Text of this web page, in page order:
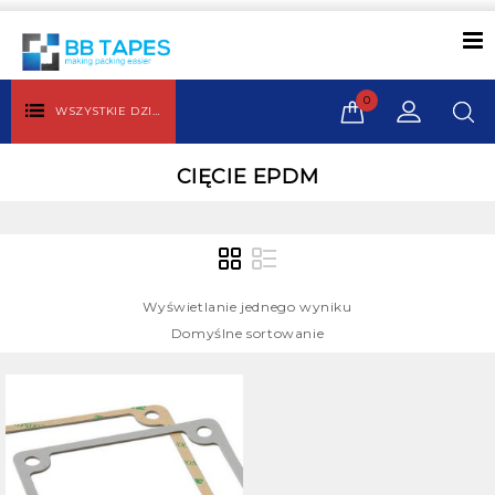
WSZYSTKIE DZIAŁY
0
CIĘCIE EPDM
Wyświetlanie jednego wyniku
Domyślne sortowanie